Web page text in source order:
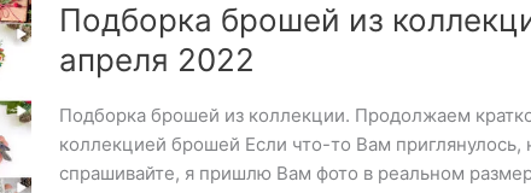
7
апреля
Подборка брошей из
апреля 2022
Подборка брошей из коллекции. Продолжаем
коллекцией брошей Если что-то Вам приглянулось,
спрашивайте, я пришлю Вам фото в реальном